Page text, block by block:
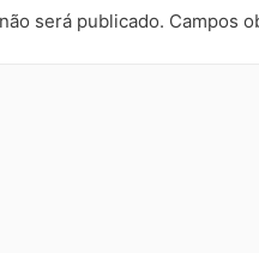
será publicado. Campos